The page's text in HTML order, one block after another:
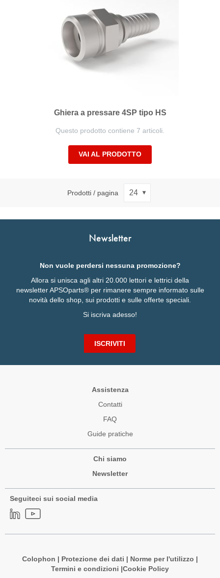
Ghiera a pressare 4SP tipo HS
Questo prodotto contiene 7 articoli.
VAI AL PRODOTTO
Prodotti / pagina
Newsletter
Non vuole perdersi nessuna promozione?
Allora si unisca agli altri 20.000 lettori e lettrici della
newsletter APSOparts® per rimanere sempre informato sulle
novità dello shop, sui prodotti e sulle offerte speciali.
Si iscriva adesso!
ISCRIVITI
Assistenza
Contatti
FAQ
Guide pratiche
Chi siamo
Newsletter
Seguiteci sui social media
Colophon | Protezione dei dati | Norme per l'utilizzo |
Termini e condizioni |Cookie Policy